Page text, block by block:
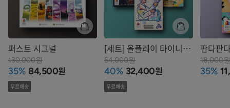
퍼스트 시그널
130,000원
35% 84,500원
무료배송
[세트] 올플레이 타이니
박스 3종
54,000원
40% 32,400원
무료배송
판다판
18,000원
35%